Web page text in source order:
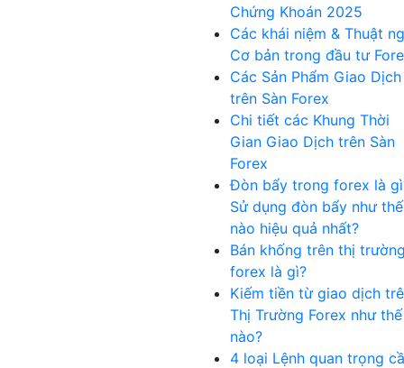
Chứng Khoán 2025
Các khái niệm & Thuật
Cơ bản trong đầu tư
Các Sản Phẩm Giao Dịch
trên Sàn Forex
Chi tiết các Khung Thời
Gian Giao Dịch trên Sàn
Forex
Đòn bẩy trong forex là
Sử dụng đòn bẩy như thế
nào hiệu quả nhất?
Bán khống trên thị trường
forex là gì?
Kiếm tiền từ giao dịch
Thị Trường Forex như thế
nào?
4 loại Lệnh quan trọng